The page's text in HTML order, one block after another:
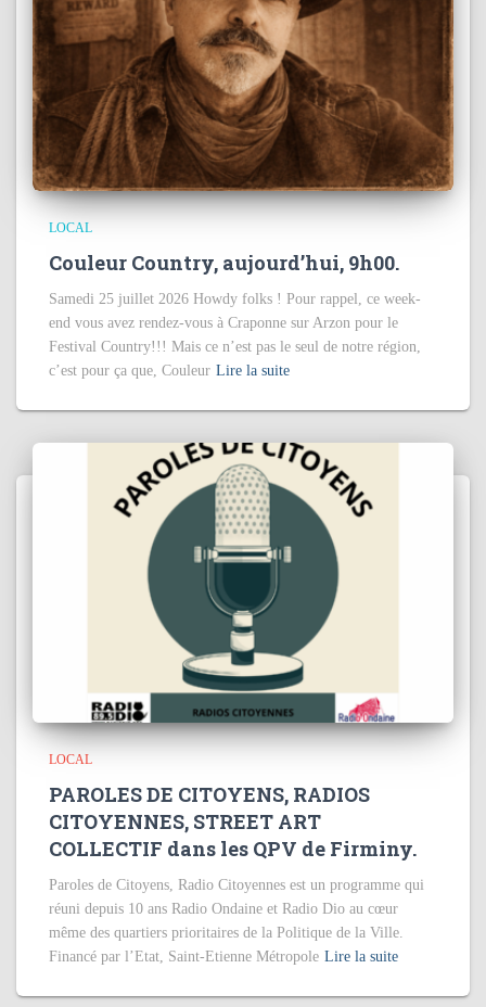
LOCAL
Couleur Country, aujourd’hui, 9h00.
Samedi 25 juillet 2026 Howdy folks ! Pour rappel, ce week-
end vous avez rendez-vous à Craponne sur Arzon pour le
Festival Country!!! Mais ce n’est pas le seul de notre région,
c’est pour ça que, Couleur Lire la suite
LOCAL
PAROLES DE CITOYENS, RADIOS
CITOYENNES, STREET ART
COLLECTIF dans les QPV de Firminy.
Paroles de Citoyens, Radio Citoyennes est un programme qui
réuni depuis 10 ans Radio Ondaine et Radio Dio au cœur
même des quartiers prioritaires de la Politique de la Ville.
Financé par l’Etat, Saint-Etienne Métropole Lire la suite